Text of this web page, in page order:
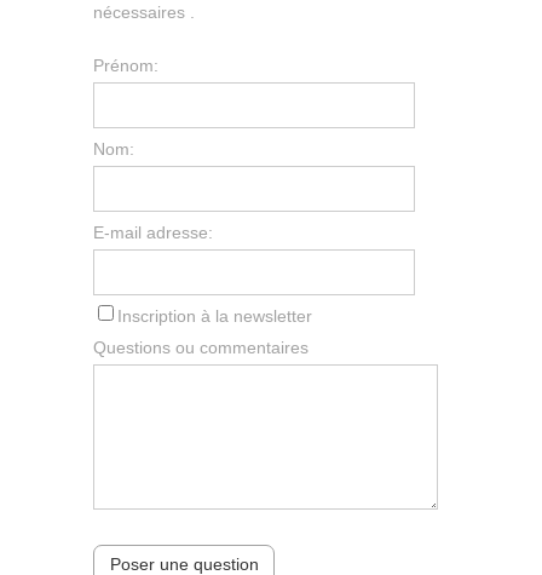
nécessaires .
Prénom:
Nom:
E-mail adresse:
Inscription à la newsletter
Questions ou commentaires
Poser une question